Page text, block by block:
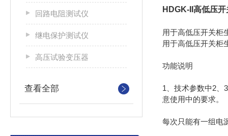
回路电阻测试仪
继电保护测试仪
高压试验变压器
查看全部
HDGK-II高低压
用于高低压开关柜
用于高低压开关柜
功能说明
1、技术参数中2、
意使用中的要求。
每次只能有一组电